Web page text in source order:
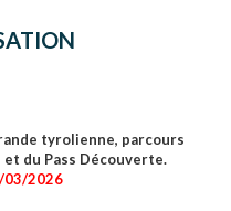
tyrolienne, parcours
du Pass Découverte.
03/2026